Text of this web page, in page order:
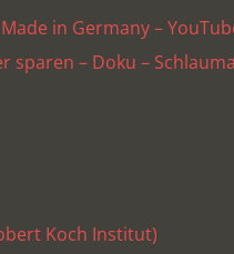
in Germany –
sparen – Doku –
Koch Institut)